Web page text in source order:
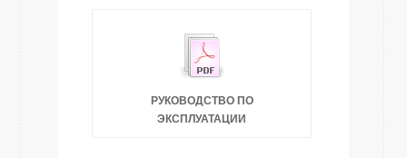
РУКОВОДСТВО ПО
ЭКСПЛУАТАЦИИ